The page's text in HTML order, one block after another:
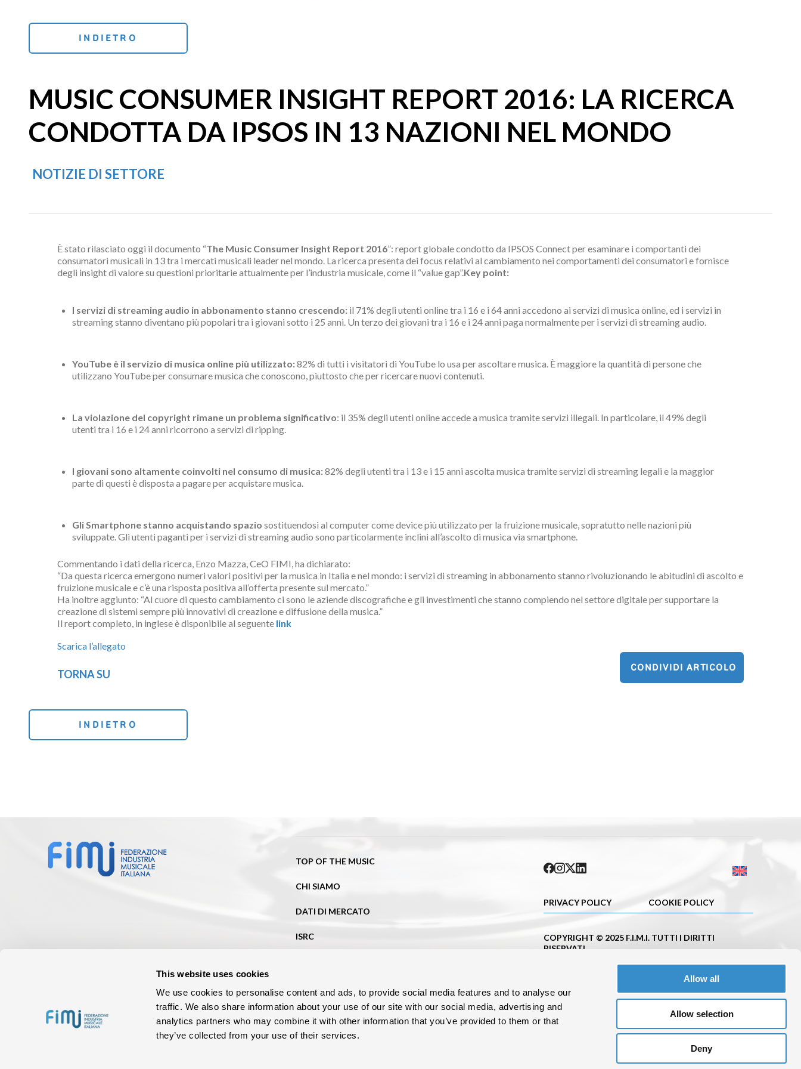
This website uses cookies
We use cookies to personalise content and ads, to provide social media features and to analyse our
traffic. We also share information about your use of our site with our social media, advertising and
analytics partners who may combine it with other information that you’ve provided to them or that
they’ve collected from your use of their services.
Allow all
Allow selection
Deny
INDIETRO
MUSIC CONSUMER INSIGHT REPORT 2016: LA RICERCA
CONDOTTA DA IPSOS IN 13 NAZIONI NEL MONDO
NOTIZIE DI SETTORE
È stato rilasciato oggi il documento “The Music Consumer Insight Report 2016”: report globale condotto da IPSOS Connect per esaminare i comportanti dei
consumatori musicali in 13 tra i mercati musicali leader nel mondo. La ricerca presenta dei focus relativi al cambiamento nei comportamenti dei consumatori e fornisce
degli insight di valore su questioni prioritarie attualmente per l’industria musicale, come il “value gap”.Key point:
I servizi di streaming audio in abbonamento stanno crescendo: il 71% degli utenti online tra i 16 e i 64 anni accedono ai servizi di musica online, ed i servizi in
streaming stanno diventano più popolari tra i giovani sotto i 25 anni. Un terzo dei giovani tra i 16 e i 24 anni paga normalmente per i servizi di streaming audio.
YouTube è il servizio di musica online più utilizzato:82% di tutti i visitatori di YouTube lo usa per ascoltare musica. È maggiore la quantità di persone che
utilizzano YouTube per consumare musica che conoscono, piuttosto che per ricercare nuovi contenuti.
La violazione del copyright rimane un problema significativo: il 35% degli utenti online accede a musica tramite servizi illegali. In particolare, il 49% degli
utenti tra i 16 e i 24 anni ricorrono a servizi di ripping.
I giovani sono altamente coinvolti nel consumo di musica:82% degli utenti tra i 13 e i 15 anni ascolta musica tramite servizi di streaming legali e la maggior
parte di questi è disposta a pagare per acquistare musica.
GliSmartphone stanno acquistando spazio sostituendosi al computer come device più utilizzato per la fruizione musicale, sopratutto nelle nazioni più
sviluppate. Gli utenti paganti per i servizi di streaming audio sono particolarmente inclini all’ascolto di musica via smartphone.
Commentando i dati della ricerca, Enzo Mazza, CeO FIMI, ha dichiarato:
“Da questa ricerca emergono numeri valori positivi per la musica in Italia e nel mondo: i servizi di streaming in abbonamento stanno rivoluzionando le abitudini di ascolto e
fruizione musicale e c’è una risposta positiva all’offerta presente sul mercato.”
Ha inoltre aggiunto: “Al cuore di questo cambiamento ci sono le aziende discografiche e gli investimenti che stanno compiendo nel settore digitale per supportare la
creazione di sistemi sempre più innovativi di creazione e diffusione della musica.”
Il report completo, in inglese è disponibile al seguente link
Scarica l’allegato
TORNA SU
CONDIVIDI ARTICOLO
INDIETRO
TOP OF THE MUSIC
CHI SIAMO
DATI DI MERCATO
ISRC
CONTATTI
PRIVACY POLICY COOKIE POLICY
COPYRIGHT © 2025 F.I.M.I. TUTTI I DIRITTI
RISERVATI
STAMPA DEL TRIBUNALE DI MILANO CON IL N.663
DEL 23.11.2001
C. F.10695620152 P.IVA 08288100962